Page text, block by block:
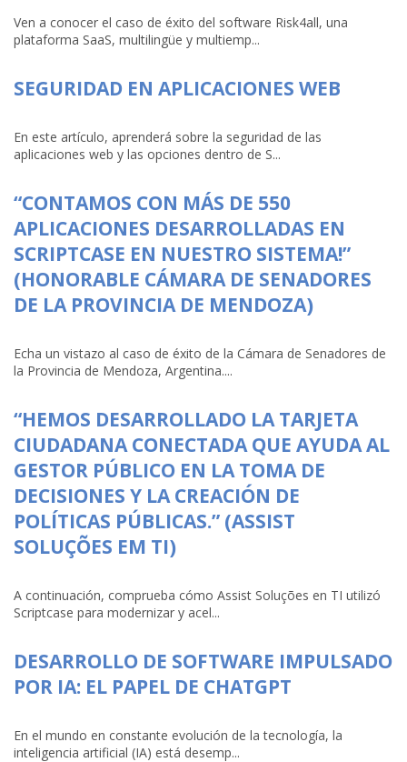
Ven a conocer el caso de éxito del software Risk4all, una
plataforma SaaS, multilingüe y multiemp...
SEGURIDAD EN APLICACIONES WEB
En este artículo, aprenderá sobre la seguridad de las
aplicaciones web y las opciones dentro de S...
“CONTAMOS CON MÁS DE 550
APLICACIONES DESARROLLADAS EN
SCRIPTCASE EN NUESTRO SISTEMA!”
(HONORABLE CÁMARA DE SENADORES
DE LA PROVINCIA DE MENDOZA)
Echa un vistazo al caso de éxito de la Cámara de Senadores de
la Provincia de Mendoza, Argentina....
“HEMOS DESARROLLADO LA TARJETA
CIUDADANA CONECTADA QUE AYUDA AL
GESTOR PÚBLICO EN LA TOMA DE
DECISIONES Y LA CREACIÓN DE
POLÍTICAS PÚBLICAS.” (ASSIST
SOLUÇÕES EM TI)
A continuación, comprueba cómo Assist Soluções en TI utilizó
Scriptcase para modernizar y acel...
DESARROLLO DE SOFTWARE IMPULSADO
POR IA: EL PAPEL DE CHATGPT
En el mundo en constante evolución de la tecnología, la
inteligencia artificial (IA) está desemp...